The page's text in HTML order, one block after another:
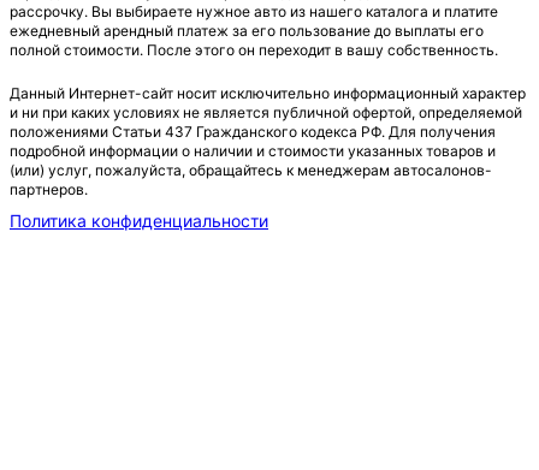
рассрочку. Вы выбираете нужное авто из нашего каталога и платите
ежедневный арендный платеж за его пользование до выплаты его
полной стоимости. После этого он переходит в вашу собственность.
Данный Интернет-сайт носит исключительно информационный характер
и ни при каких условиях не является публичной офертой, определяемой
положениями Статьи 437 Гражданского кодекса РФ. Для получения
подробной информации о наличии и стоимости указанных товаров и
(или) услуг, пожалуйста, обращайтесь к менеджерам автосалонов-
партнеров.
Политика конфиденциальности